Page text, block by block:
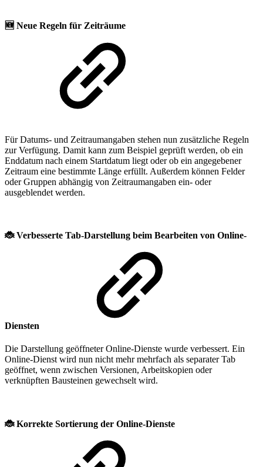
🆕 Neue Regeln für Zeiträume
Für Datums- und Zeitraumangaben stehen nun zusätzliche Regeln
zur Verfügung. Damit kann zum Beispiel geprüft werden, ob ein
Enddatum nach einem Startdatum liegt oder ob ein angegebener
Zeitraum eine bestimmte Länge erfüllt. Außerdem können Felder
oder Gruppen abhängig von Zeitraumangaben ein- oder
ausgeblendet werden.
🐞Verbesserte Tab-Darstellung beim Bearbeiten von Online-
Diensten
Die Darstellung geöffneter Online-Dienste wurde verbessert. Ein
Online-Dienst wird nun nicht mehr mehrfach als separater Tab
geöffnet, wenn zwischen Versionen, Arbeitskopien oder
verknüpften Bausteinen gewechselt wird.
🐞Korrekte Sortierung der Online-Dienste